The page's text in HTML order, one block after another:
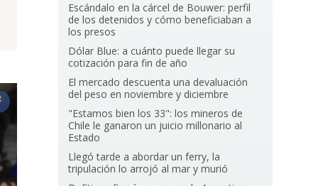
Escándalo en la cárcel de Bouwer: perfil
de los detenidos y cómo beneficiaban a
los presos
Dólar Blue: a cuánto puede llegar su
cotización para fin de año
El mercado descuenta una devaluación
del peso en noviembre y diciembre
"Estamos bien los 33": los mineros de
Chile le ganaron un juicio millonario al
Estado
Llegó tarde a abordar un ferry, la
tripulación lo arrojó al mar y murió